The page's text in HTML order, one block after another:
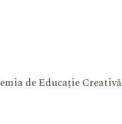
de Educație Creativă